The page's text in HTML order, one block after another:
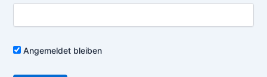
Angemeldet bleiben